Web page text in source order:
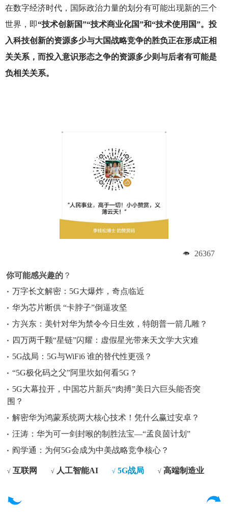
在数字经济时代，国际政治力量的划分有可能出现新的三个
世界，即“技术创新国”“技术商业化国”和“技术使用国”。投
入科技创新的资源多少与大国战略竞争的胜负正在形成正相
关关系，而投入意识形态之争的资源多少则与后者有可能是
负相关关系。
26367
你可能感兴趣的 ？
万字长文解密：5G大爆炸，奇点临近
华为芯片断供 “卡脖子”倒逼攻坚
方兴东：美针对华为禁令今日生效，特朗普一箭几雕？
四万两千颗“星链”闪耀：虚假星光带来天文学大灾难
5G战局：5G与WiFi6 谁的替代性更强？
“5G极化码之父”阿里坎如何看5G？
5G大幕拉开，中国芯片新兵“肉搏”美日六巨头能否突
围？
解密华为鸿蒙系统两大核心技术！凭什么赢过安卓？
汪涛：华为可一剑封喉的制胜法宝—“孟良䓢计划”
阎学通：为何5G会成为中美战略竞争核心？
√ 互联网 √ 人工智能AI √ 5G战局 √ 高端制造业